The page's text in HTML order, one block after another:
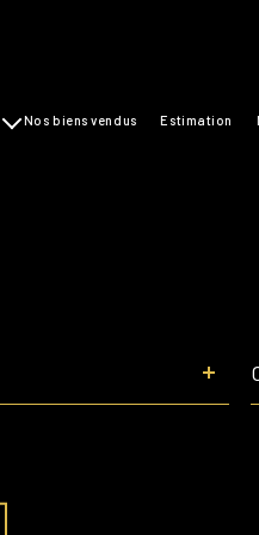
nos biens vendus estimation